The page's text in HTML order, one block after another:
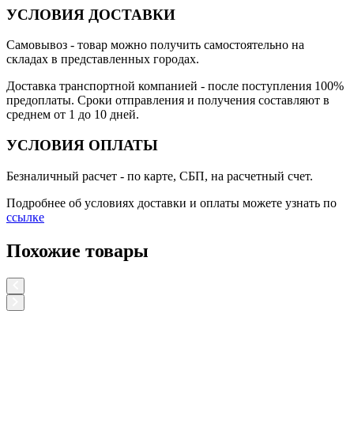
УСЛОВИЯ ДОСТАВКИ
Самовывоз - товар можно получить самостоятельно на
складах в представленных городах.
Доставка транспортной компанией - после поступления 100%
предоплаты. Сроки отправления и получения составляют в
среднем от 1 до 10 дней.
УСЛОВИЯ ОПЛАТЫ
Безналичный расчет - по карте, СБП, на расчетный счет.
Подробнее об условиях доставки и оплаты можете узнать по
ссылке
Похожие товары